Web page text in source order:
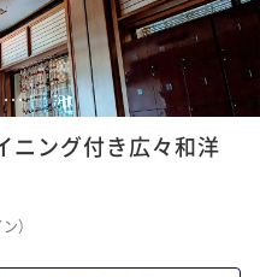
7 89
ニング付き広々和洋
）